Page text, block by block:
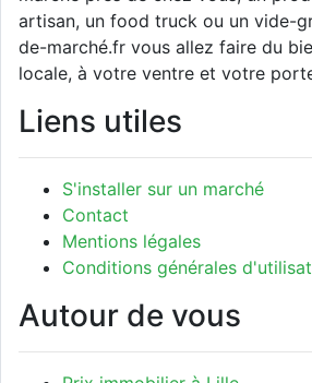
artisan, un food truck ou un vide-
de-marché.fr vous allez faire du
locale, à votre ventre et votre
Liens utiles
S'installer sur un marché
Contact
Mentions légales
Conditions générales
Autour de vous